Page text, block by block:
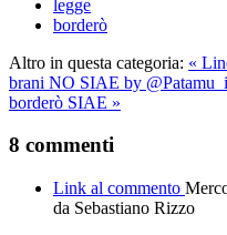
legge
borderò
Altro in questa categoria: «
brani NO SIAE by
borderò SIAE »
8 commenti
Link al commento
da Sebastiano Rizzo